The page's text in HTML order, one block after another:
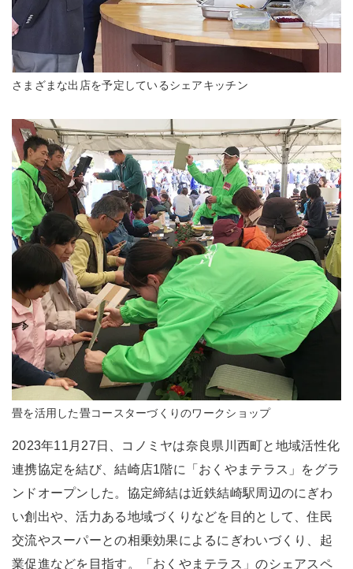
さまざまな出店を予定しているシェアキッチン
畳を活用した畳コースターづくりのワークショップ
2023年11月27日、コノミヤは奈良県川西町と地域活性化
連携協定を結び、結崎店1階に「おくやまテラス」をグラ
ンドオープンした。協定締結は近鉄結崎駅周辺のにぎわ
い創出や、活力ある地域づくりなどを目的として、住民
交流やスーパーとの相乗効果によるにぎわいづくり、起
業促進などを目指す。「おくやまテラス」のシェアスペ